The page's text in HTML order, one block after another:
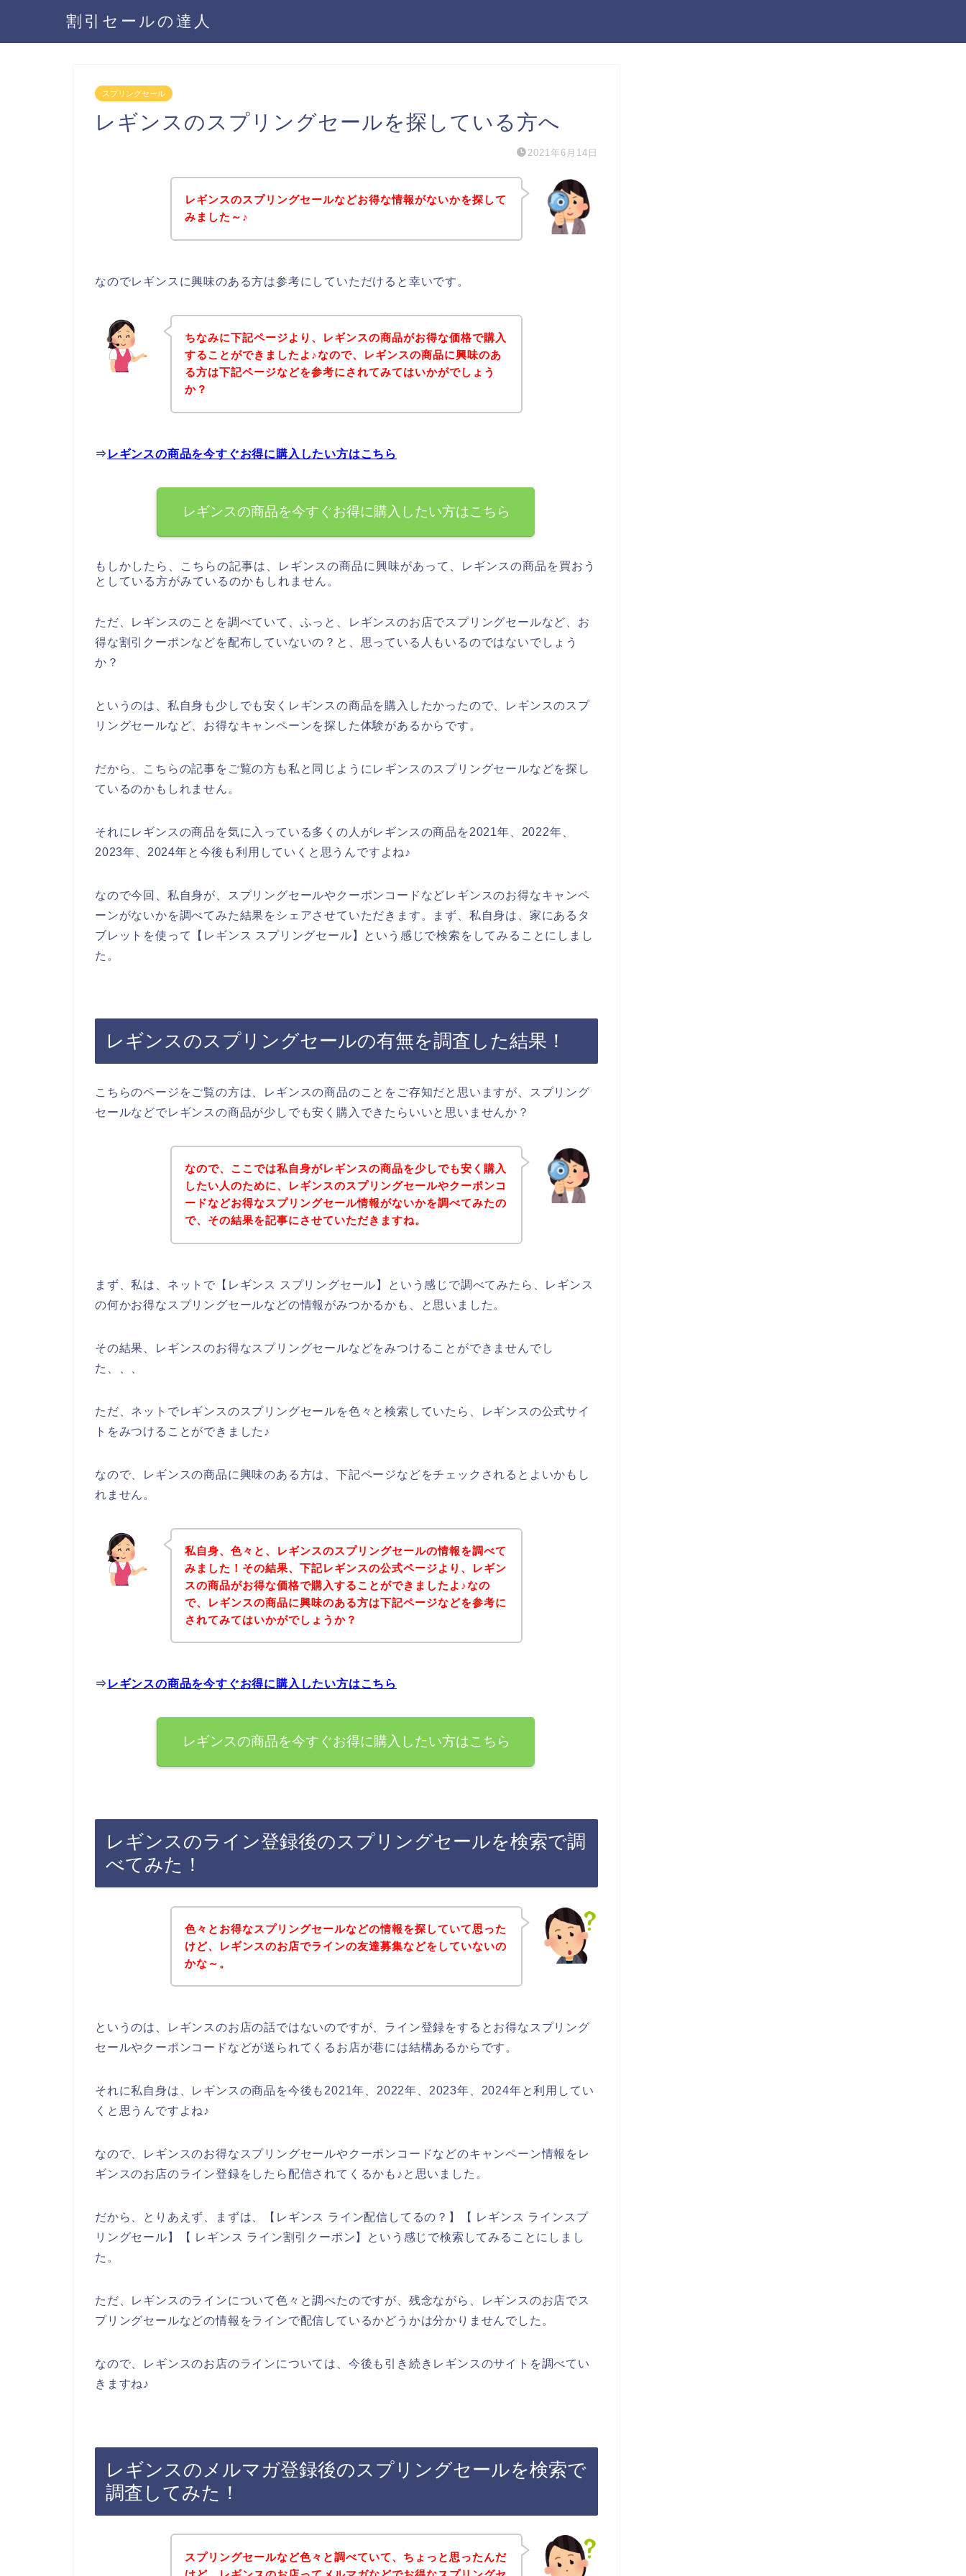
割引セールの達人
スプリングセール
レギンスのスプリングセールを探している方へ
2021年6月14日
レギンスのスプリングセールなどお得な情報がないかを探して
みました～♪
なのでレギンスに興味のある方は参考にしていただけると幸いです。
ちなみに下記ページより、レギンスの商品がお得な価格で購入
することができましたよ♪なので、レギンスの商品に興味のあ
る方は下記ページなどを参考にされてみてはいかがでしょう
か？
⇒ レギンスの商品を今すぐお得に購入したい方はこちら
レギンスの商品を今すぐお得に購入したい方はこちら
もしかしたら、こちらの記事は、レギンスの商品に興味があって、レギンスの商品を買おう
としている方がみているのかもしれません。
ただ、レギンスのことを調べていて、ふっと、レギンスのお店でスプリングセールなど、お
得な割引クーポンなどを配布していないの？と、思っている人もいるのではないでしょう
か？
というのは、私自身も少しでも安くレギンスの商品を購入したかったので、レギンスのスプ
リングセールなど、お得なキャンペーンを探した体験があるからです。
だから、こちらの記事をご覧の方も私と同じようにレギンスのスプリングセールなどを探し
ているのかもしれません。
それにレギンスの商品を気に入っている多くの人がレギンスの商品を2021年、2022年、
2023年、2024年と今後も利用していくと思うんですよね♪
なので今回、私自身が、スプリングセールやクーポンコードなどレギンスのお得なキャンペ
ーンがないかを調べてみた結果をシェアさせていただきます。まず、私自身は、家にあるタ
ブレットを使って【レギンス スプリングセール】という感じで検索をしてみることにしまし
た。
レギンスのスプリングセールの有無を調査した結果！
こちらのページをご覧の方は、レギンスの商品のことをご存知だと思いますが、スプリング
セールなどでレギンスの商品が少しでも安く購入できたらいいと思いませんか？
なので、ここでは私自身がレギンスの商品を少しでも安く購入
したい人のために、レギンスのスプリングセールやクーポンコ
ードなどお得なスプリングセール情報がないかを調べてみたの
で、その結果を記事にさせていただきますね。
まず、私は、ネットで【レギンス スプリングセール】という感じで調べてみたら、レギンス
の何かお得なスプリングセールなどの情報がみつかるかも、と思いました。
その結果、レギンスのお得なスプリングセールなどをみつけることができませんでし
た、、、
ただ、ネットでレギンスのスプリングセールを色々と検索していたら、レギンスの公式サイ
トをみつけることができました♪
なので、レギンスの商品に興味のある方は、下記ページなどをチェックされるとよいかもし
れません。
私自身、色々と、レギンスのスプリングセールの情報を調べて
みました！その結果、下記レギンスの公式ページより、レギン
スの商品がお得な価格で購入することができましたよ♪なの
で、レギンスの商品に興味のある方は下記ページなどを参考に
されてみてはいかがでしょうか？
⇒ レギンスの商品を今すぐお得に購入したい方はこちら
レギンスの商品を今すぐお得に購入したい方はこちら
レギンスのライン登録後のスプリングセールを検索で調
べてみた！
色々とお得なスプリングセールなどの情報を探していて思った
けど、レギンスのお店でラインの友達募集などをしていないの
かな～。
というのは、レギンスのお店の話ではないのですが、ライン登録をするとお得なスプリング
セールやクーポンコードなどが送られてくるお店が巷には結構あるからです。
それに私自身は、レギンスの商品を今後も2021年、2022年、2023年、2024年と利用してい
くと思うんですよね♪
なので、レギンスのお得なスプリングセールやクーポンコードなどのキャンペーン情報をレ
ギンスのお店のライン登録をしたら配信されてくるかも♪と思いました。
だから、とりあえず、まずは、【レギンス ライン配信してるの？】【 レギンス ラインスプ
リングセール】【 レギンス ライン割引クーポン】という感じで検索してみることにしまし
た。
ただ、レギンスのラインについて色々と調べたのですが、残念ながら、レギンスのお店でス
プリングセールなどの情報をラインで配信しているかどうかは分かりませんでした。
なので、レギンスのお店のラインについては、今後も引き続きレギンスのサイトを調べてい
きますね♪
レギンスのメルマガ登録後のスプリングセールを検索で
調査してみた！
スプリングセールなど色々と調べていて、ちょっと思ったんだ